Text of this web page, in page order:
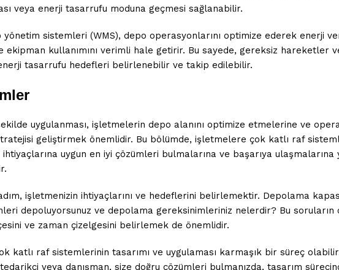
veya enerji tasarrufu moduna geçmesi sağlanabilir.
yönetim sistemleri (WMS), depo operasyonlarını optimize ederek enerji
kullanımını verimli hale getirir. Bu sayede, gereksiz hareketler
tasarrufu hedefleri belirlenebilir ve takip edilebilir.
uygulanması, işletmelerin depo alanını optimize etmelerine ve
geliştirmek önemlidir. Bu bölümde, işletmelere çok katlı raf
uygun en iyi çözümleri bulmalarına ve başarıya ulaşmalarına
işletmenizin ihtiyaçlarını ve hedeflerini belirlemektir. Depolama
depoluyorsunuz ve depolama gereksinimleriniz nelerdir? Bu soruların
ve zaman çizelgesini belirlemek de önemlidir.
katlı raf sistemlerinin tasarımı ve uygulaması karmaşık bir süreç
veya danışman, size doğru çözümleri bulmanızda, tasarım